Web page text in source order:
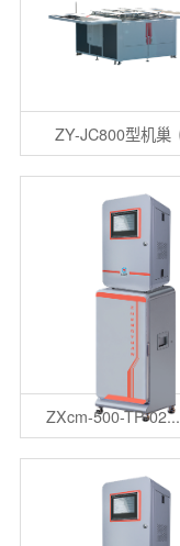
ZY-JC800型机巢
ZXcm-500-TP-02...